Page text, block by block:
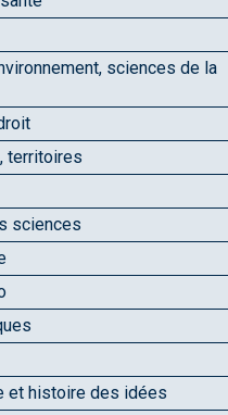
sciences de la
territoires
sciences
et histoire des idées